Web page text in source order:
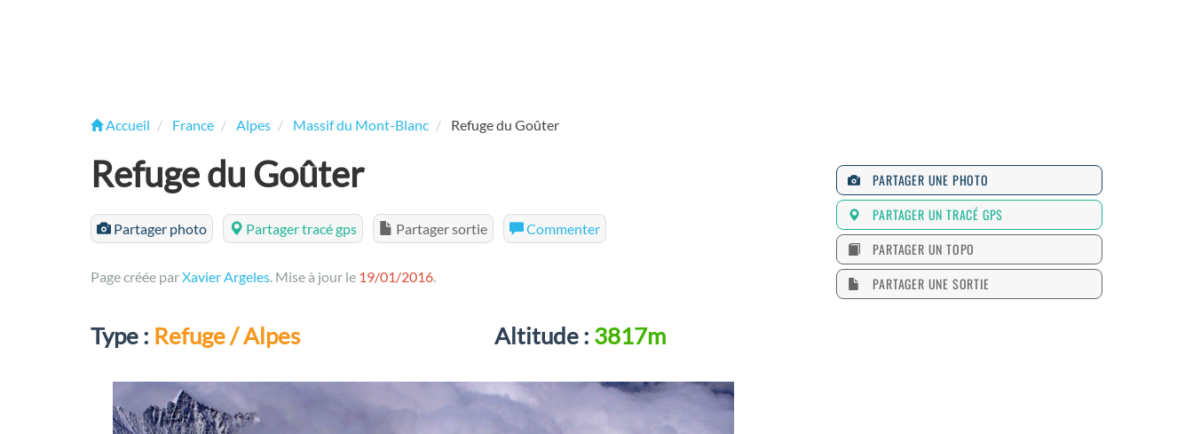
Accueil France Alpes Massif du Mont-Blanc Refuge du Goûter
Refuge du Goûter
Partager photo Partager tracé gps Partager sortie Commenter
Page créée parXavier Argeles. Mise à jour le 19/01/2016.
Type : Refuge / Alpes Altitude : 3817m
PARTAGER UNE PHOTO
PARTAGER UN TRACÉ GPS
PARTAGER UN TOPO
PARTAGER UNE SORTIE